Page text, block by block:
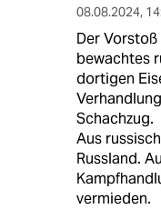
08.08.2024,
Der
bewachtes
dortigen
Schachzug.
Aus
Russland.
vermieden.